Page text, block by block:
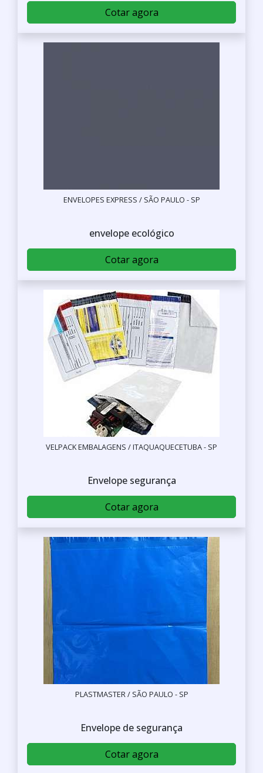
Cotar agora
ENVELOPES EXPRESS / SÃO PAULO - SP
envelope ecológico
Cotar agora
VELPACK EMBALAGENS / ITAQUAQUECETUBA - SP
Envelope segurança
Cotar agora
PLASTMASTER / SÃO PAULO - SP
Envelope de segurança
Cotar agora